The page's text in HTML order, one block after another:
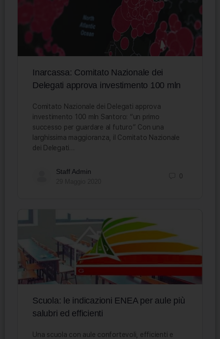
Inarcassa: Comitato Nazionale dei
Delegati approva investimento 100 mln
Comitato Nazionale dei Delegati approva
investimento 100 mln Santoro: “un primo
successo per guardare al futuro” Con una
larghissima maggioranza, il Comitato Nazionale
dei Delegati…
Staff Admin
0
Scuola: le indicazioni ENEA per aule più
salubri ed efficienti
Una scuola con aule confortevoli, efficienti e